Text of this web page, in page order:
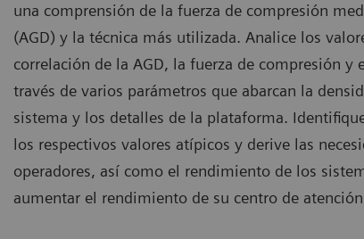
una comprensión de la fuerza de compresión
(AGD) y la técnica más utilizada. Analice los
correlación de la AGD, la fuerza de compresión y
través de varios parámetros que abarcan la
sistema y los detalles de la plataforma.
los respectivos valores atípicos y derive las
operadores, así como el rendimiento de los
aumentar el rendimiento de su centro de